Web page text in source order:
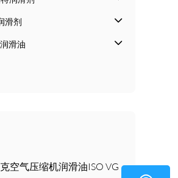
滑剂
滑油
空气压缩机润滑油ISO VG